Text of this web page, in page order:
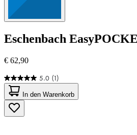
Eschenbach
€ 62,90
5.0 (1)
5.0
von
5
Sternen.
1
In den Warenkorb